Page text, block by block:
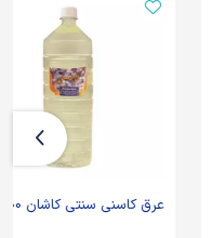
عرق کاسنی سنتی کاشان 2000 گرم